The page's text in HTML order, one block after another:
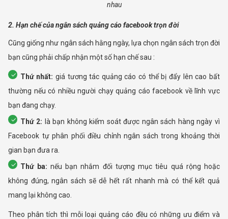
nhau
2. Hạn chế của ngân sách quảng cáo facebook trọn đời
Cũng giống như ngân sách hằng ngày, lựa chọn ngân sách trọn đời
bạn cũng phải chấp nhận một số hạn chế sau :
Thứ nhất: giá tương tác quảng cáo có thể bị đẩy lên cao bất
thường nếu có nhiều người chạy quảng cáo facebook về lĩnh vực
bạn đang chạy.
Thứ 2: là bạn không kiểm soát được ngân sách hàng ngày vì
Facebook tự phân phối điều chỉnh ngân sách trong khoảng thời
gian bạn đưa ra.
Thứ ba: nếu bạn nhắm đối tượng mục tiêu quá rộng hoặc
không đúng, ngân sách sẽ dễ hết rất nhanh mà có thể kết quả
mang lại không cao.
Theo phân tích thì mỗi loại quảng cáo đều có những ưu điểm và